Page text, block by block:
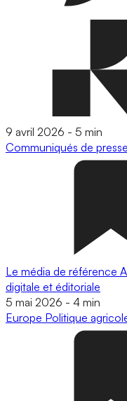
9 avril 2026 - 5 min
Communiqués de presse
Le média de référence
digitale et éditoriale
5 mai 2026 - 4 min
Europe Politique